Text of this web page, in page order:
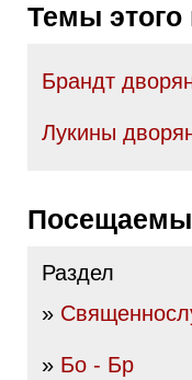
Темы
Брандт
Лукины
Раздел
»
» Бо - Бр